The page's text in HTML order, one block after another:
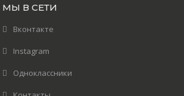
МЫ В СЕТИ
Вконтакте
Instagram
Одноклассники